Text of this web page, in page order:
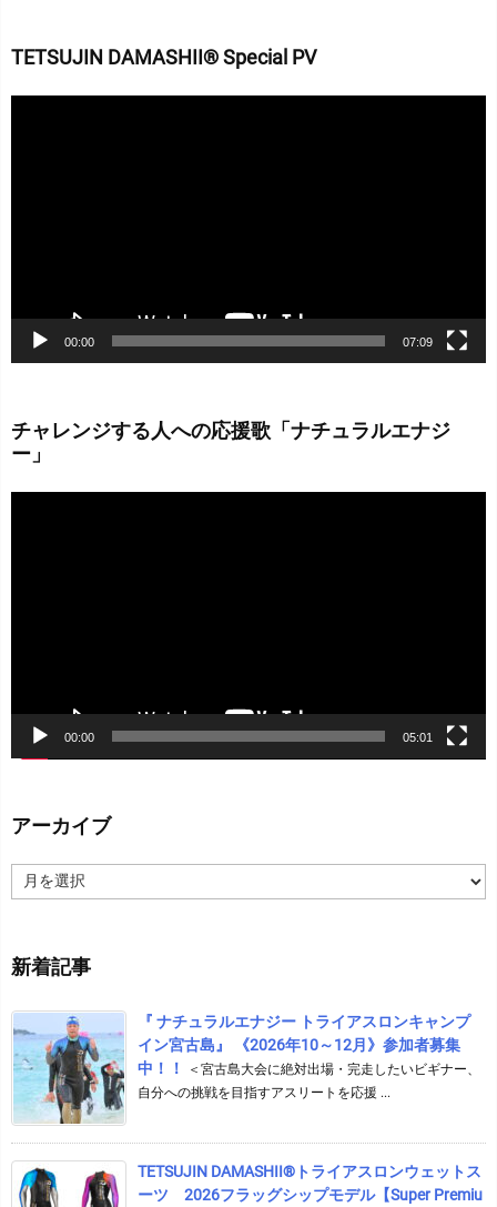
TETSUJIN DAMASHII® Special PV
00:00 07:09
チャレンジする人への応援歌「ナチュラルエナジ
ー」
00:00 05:01
アーカイブ
ー
ブ
新着記事
『 ナチュラルエナジー トライアスロンキャンプ
イン宮古島』 《2026年10～12月》参加者募集
中！！
＜宮古島大会に絶対出場・完走したいビギナー、
自分への挑戦を目指すアスリートを応援 ...
TETSUJIN DAMASHII®︎トライアスロンウェットス
ーツ 2026フラッグシップモデル【Super Premiu